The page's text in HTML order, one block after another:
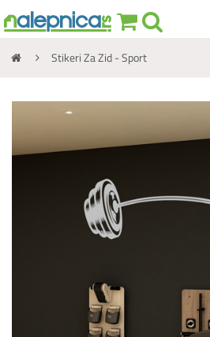
Stikeri Za Zid - Sport